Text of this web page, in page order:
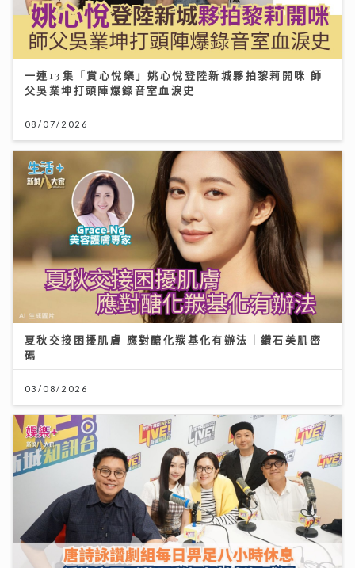
一連13集「賞心悅樂」姚心悅登陸新城夥拍黎莉開咪 師
父吳業坤打頭陣爆錄音室血淚史
08/07/2026
夏秋交接困擾肌膚 應對醣化羰基化有辦法｜鑽石美肌密
碼
03/08/2026